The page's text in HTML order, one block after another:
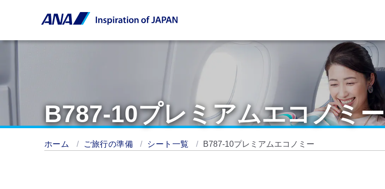
B787-10プレミアムエコノミー
ホーム ご旅行の準備 シート一覧 B787-10プレミアムエコノミー